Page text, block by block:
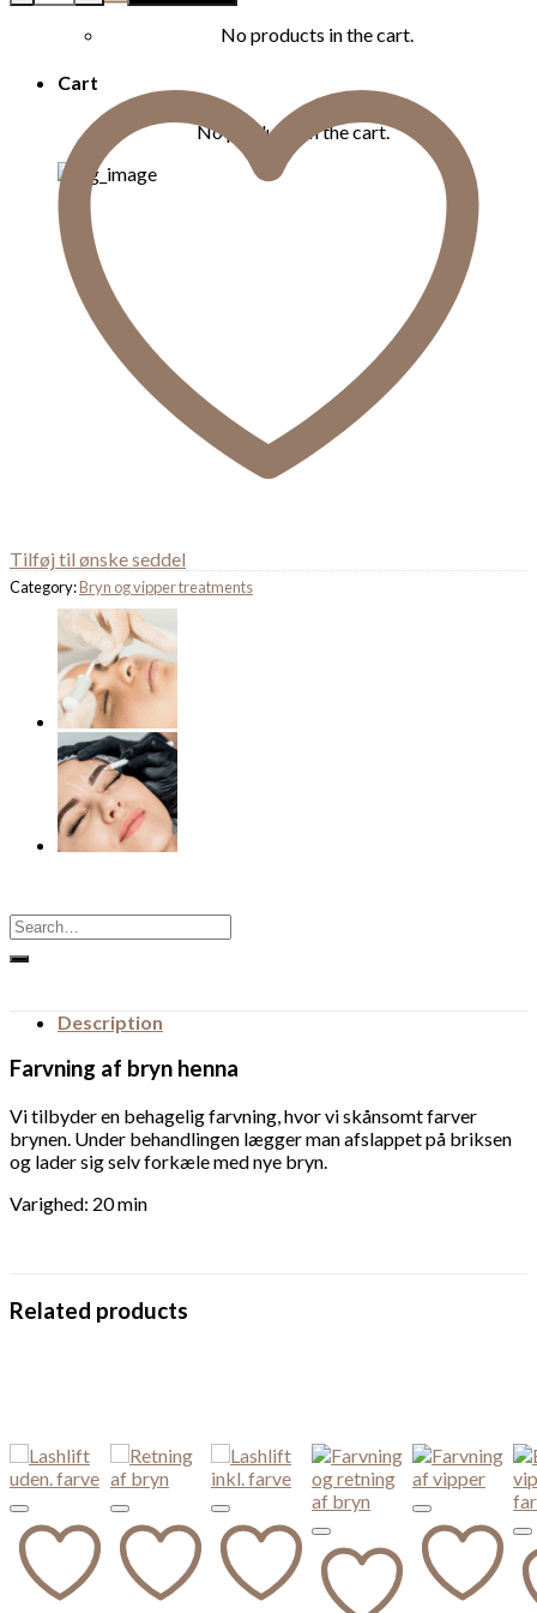
No products in the cart.
Cart
No products in the cart.
Tilføj til ønske seddel
Category:Bryn og vipper treatments
Search
for:
Description
Farvning af bryn henna
Vi tilbyder en behagelig farvning, hvor vi skånsomt farver
brynen. Under behandlingen lægger man afslappet på briksen
og lader sig selv forkæle med nye bryn.
Varighed: 20 min
Related products